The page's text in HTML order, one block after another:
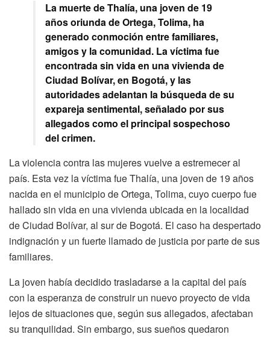
La muerte de Thalía, una joven de 19
años oriunda de Ortega, Tolima, ha
generado conmoción entre familiares,
amigos y la comunidad. La víctima fue
encontrada sin vida en una vivienda de
Ciudad Bolívar, en Bogotá, y las
autoridades adelantan la búsqueda de su
expareja sentimental, señalado por sus
allegados como el principal sospechoso
del crimen.
La violencia contra las mujeres vuelve a estremecer al
país. Esta vez la víctima fue Thalía, una joven de 19 años
nacida en el municipio de Ortega, Tolima, cuyo cuerpo fue
hallado sin vida en una vivienda ubicada en la localidad
de Ciudad Bolívar, al sur de Bogotá. El caso ha despertado
indignación y un fuerte llamado de justicia por parte de sus
familiares.
La joven había decidido trasladarse a la capital del país
con la esperanza de construir un nuevo proyecto de vida
lejos de situaciones que, según sus allegados, afectaban
su tranquilidad. Sin embargo, sus sueños quedaron